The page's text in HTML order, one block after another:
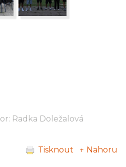
Radka Doležalová
Tisknout ↑ Nahoru